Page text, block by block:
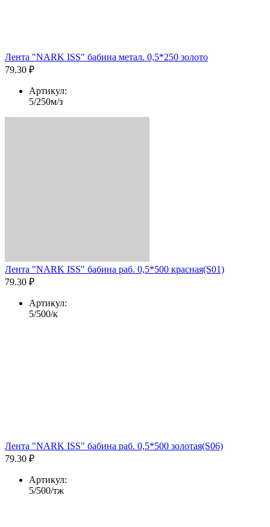
Лента "NARK ISS" бабина метал. 0,5*250 золото
79.30 ₽
Артикул:
5/250м/з
Лента "NARK ISS" бабина раб. 0,5*500 красная(S01)
79.30 ₽
Артикул:
5/500/к
Лента "NARK ISS" бабина раб. 0,5*500 золотая(S06)
79.30 ₽
Артикул:
5/500/тж